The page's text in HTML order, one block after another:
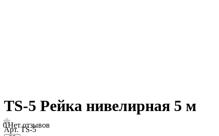
TS-5 Рейка нивелирная 5 м
0Нет отзывов
Арт.TS-5